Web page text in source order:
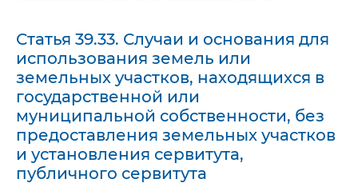
Статья 39.33. Случаи и основания для
использования земель или
земельных участков, находящихся в
государственной или
муниципальной собственности, без
предоставления земельных участков
и установления сервитута,
публичного сервитута